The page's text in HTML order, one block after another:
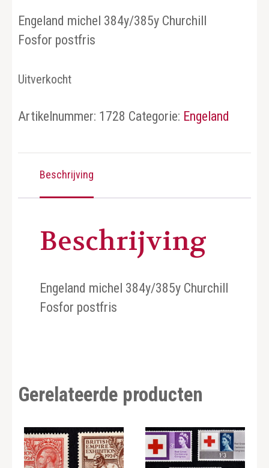
Engeland michel 384y/385y Churchill
Fosfor postfris
Uitverkocht
Artikelnummer: 1728 Categorie: Engeland
Beschrijving
Beschrijving
Engeland michel 384y/385y Churchill
Fosfor postfris
Gerelateerde producten